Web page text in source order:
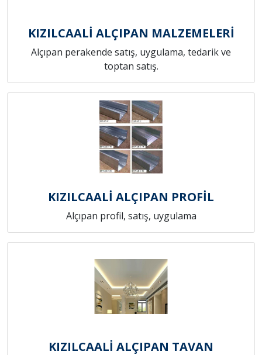
KIZILCAALİ ALÇIPAN MALZEMELERİ
Alçıpan perakende satış, uygulama, tedarik ve
toptan satış.
KIZILCAALİ ALÇIPAN PROFİL
Alçıpan profil, satış, uygulama
KIZILCAALİ ALÇIPAN TAVAN